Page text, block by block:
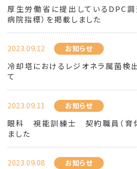
厚生労働省に提出しているDPC
病院指標）を掲載しました
2023.09.12 お知らせ
冷却塔におけるレジオネラ属菌検
て
2023.09.11 お知らせ
眼科 視能訓練士 契約職員（育
ました
2023.09.08 お知らせ